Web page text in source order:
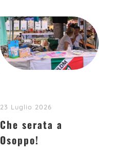
23 Luglio 2026
Che serata a
Osoppo!